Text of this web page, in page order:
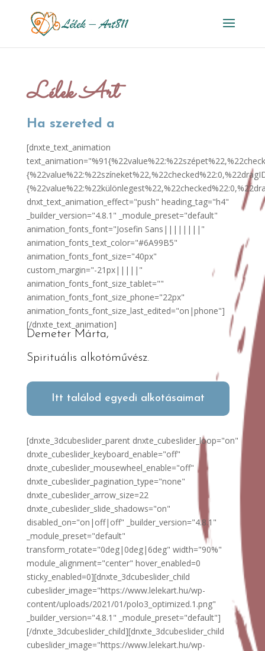
Lélek Art
Ha szereted a
[dnxte_text_animation
dnxt_text_animation_effect="push" heading_tag="h4"
_builder_version="4.8.1" _module_preset="default"
animation_fonts_font="Josefin Sans||||||||"
animation_fonts_text_color="#6A99B5"
animation_fonts_font_size="40px"
custom_margin="-21px|||||"
animation_fonts_font_size_tablet=""
animation_fonts_font_size_phone="22px"
animation_fonts_font_size_last_edited="on|phone"]
[/dnxte_text_animation]
Demeter Márta,
Spirituális alkotóművész.
Itt találod egyedi alkotásaimat
[dnxte_3dcubeslider_parent dnxte_cubeslider_loop="on"
dnxte_cubeslider_keyboard_enable="off"
dnxte_cubeslider_mousewheel_enable="off"
dnxte_cubeslider_pagination_type="none"
dnxte_cubeslider_arrow_size=22
dnxte_cubeslider_slide_shadows="on"
disabled_on="on|off|off" _builder_version="4.8.1"
_module_preset="default"
transform_rotate="0deg|0deg|6deg" width="90%"
module_alignment="center" hover_enabled=0
sticky_enabled=0][dnxte_3dcubeslider_child
cubeslider_image="https://www.lelekart.hu/wp-
content/uploads/2021/01/polo3_optimized.1.png"
_builder_version="4.8.1" _module_preset="default"]
[/dnxte_3dcubeslider_child][dnxte_3dcubeslider_child
cubeslider_image="https://www.lelekart.hu/wp-